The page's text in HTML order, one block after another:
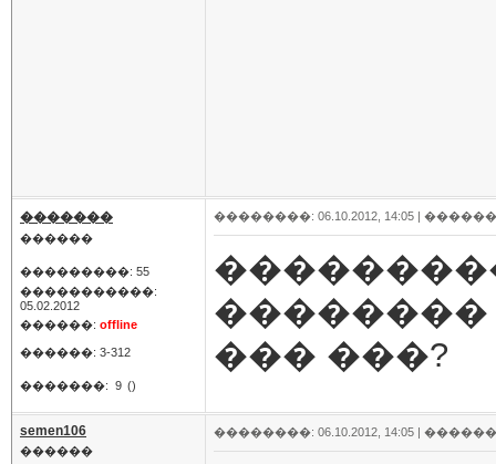
�������
������
���������: 55
�����������:
05.02.2012
������: offline
������: 3-312
�������: 9 ()
��������: 06.10.2012, 14:05 |
��������
��� ���?
semen106
������
��������: 06.10.2012, 14:05 |